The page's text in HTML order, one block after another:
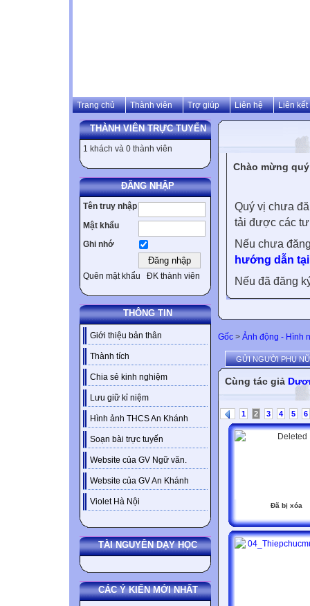
Trang chủ Thành viên Trợ giúp Liên hệ Liên kết
THÀNH VIÊN TRỰC TUYẾN
1 khách và 0 thành viên
ĐĂNG NHẬP
Tên truy nhập
Mật khẩu
Ghi nhớ
Quên mật khẩu ĐK thành viên
THÔNG TIN
Giới thiệu bản thân
Thành tích
Chia sẻ kinh nghiệm
Lưu giữ kỉ niệm
Hình ảnh THCS An Khánh
Soạn bài trực tuyến
Website của GV Ngữ văn.
Website của GV An Khánh
Violet Hà Nội
TÀI NGUYÊN DẠY HỌC
CÁC Ý KIẾN MỚI NHẤT
Chào mừng
Quý vị chưa
tải được các
Nếu chưa
hướng dẫn
Nếu đã đăng
Gốc > Ảnh động - Hình
GỬI NGƯỜI PHỤ
Cùng tác giả
1 2 3 4 5 6
Đã bị xóa